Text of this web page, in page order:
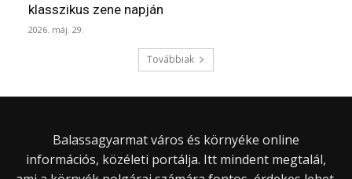
klasszikus zene napján
2026. máj. 29.
Továbbiak
Balassagyarmat város és környéke online
információs, közéleti portálja. Itt mindent megtalál,